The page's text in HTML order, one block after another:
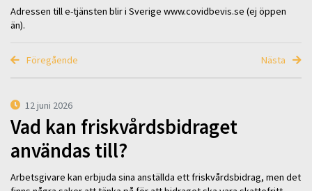
Adressen till e-tjänsten blir i Sverige www.covidbevis.se (ej öppen
än).
Föregående Nästa
12 juni 2026
Vad kan friskvårdsbidraget
användas till?
Arbetsgivare kan erbjuda sina anställda ett friskvårdsbidrag, men det